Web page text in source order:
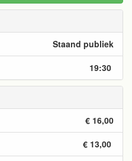
Staand publiek
19:30
€ 16,00
€ 13,00